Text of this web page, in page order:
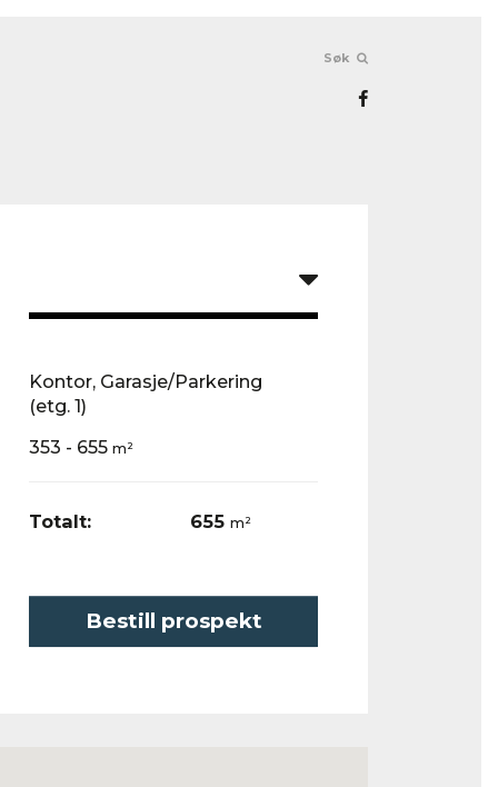
Søk
Kontor, Garasje/Parkering
(etg. 1)
353 - 655 m²
Totalt: 655 m²
Bestill prospekt